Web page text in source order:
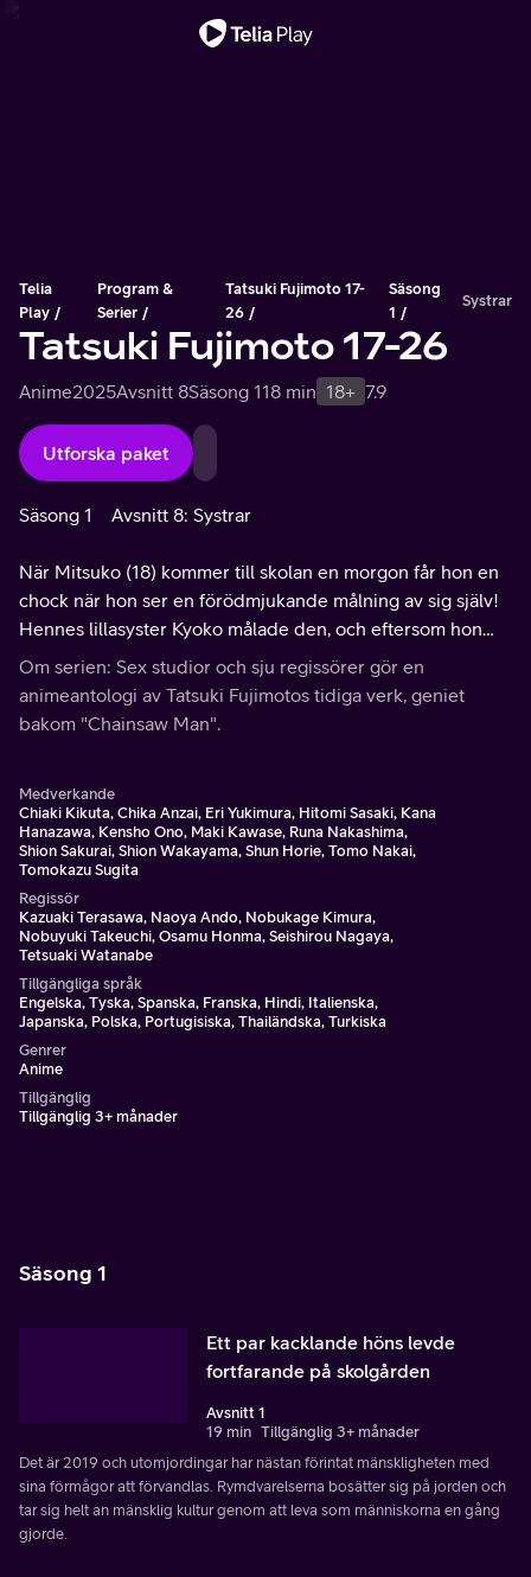
Telia
Play
Program &
Serier
Tatsuki Fujimoto 17-
26
Säsong
1
Systrar
Tatsuki Fujimoto 17-26
Anime2025Avsnitt 8Säsong 118 min 18+ 7.9
Utforska paket
Säsong 1 Avsnitt 8: Systrar
När Mitsuko (18) kommer till skolan en morgon får hon en
chock när hon ser en förödmjukande målning av sig själv!
Hennes lillasyster Kyoko målade den, och eftersom hon
vann konsttävlingen kommer målningen att visas hela året.
Om serien: Sex studior och sju regissörer gör en
animeantologi av Tatsuki Fujimotos tidiga verk, geniet
bakom "Chainsaw Man".
Medverkande
Chiaki Kikuta, Chika Anzai, Eri Yukimura, Hitomi Sasaki, Kana
Hanazawa, Kensho Ono, Maki Kawase, Runa Nakashima,
Shion Sakurai, Shion Wakayama, Shun Horie, Tomo Nakai,
Tomokazu Sugita
Regissör
Kazuaki Terasawa, Naoya Ando, Nobukage Kimura,
Nobuyuki Takeuchi, Osamu Honma, Seishirou Nagaya,
Tetsuaki Watanabe
Tillgängliga språk
Engelska, Tyska, Spanska, Franska, Hindi, Italienska,
Japanska, Polska, Portugisiska, Thailändska, Turkiska
Genrer
Anime
Tillgänglig
Tillgänglig 3+ månader
Säsong 1
Ett par kacklande höns levde
fortfarande på skolgården
Avsnitt 1
19 min Tillgänglig 3+ månader
Det är 2019 och utomjordingar har nästan förintat mänskligheten med
sina förmågor att förvandlas. Rymdvarelserna bosätter sig på jorden och
tar sig helt an mänsklig kultur genom att leva som människorna en gång
gjorde.